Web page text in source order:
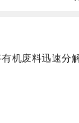
废料迅速分解